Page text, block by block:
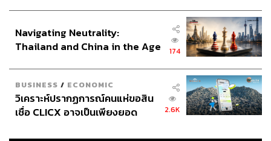
Navigating Neutrality:
Thailand and China in the Age
174
BUSINESS / ECONOMIC
วิเคราะห์ปรากฏการณ์คนแห่ขอสิน
เชื่อ CLICX อาจเป็นเพียงยอด
2.6K